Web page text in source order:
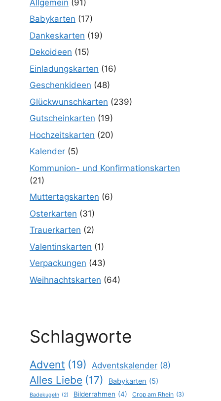
Allgemein (91)
Babykarten (17)
Dankeskarten (19)
Dekoideen (15)
Einladungskarten (16)
Geschenkideen (48)
Glückwunschkarten (239)
Gutscheinkarten (19)
Hochzeitskarten (20)
Kalender (5)
Kommunion- und Konfirmationskarten
(21)
Muttertagskarten (6)
Osterkarten (31)
Trauerkarten (2)
Valentinskarten (1)
Verpackungen (43)
Weihnachtskarten (64)
Schlagworte
Advent (19) Adventskalender (8)
Alles Liebe (17) Babykarten (5)
Badekugeln (2) Bilderrahmen (4) Crop am Rhein (3)